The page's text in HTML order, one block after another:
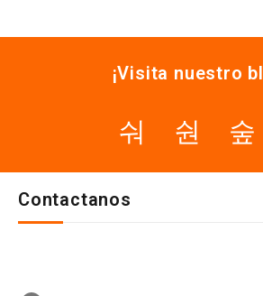
¡Visita nuestro
Contactanos